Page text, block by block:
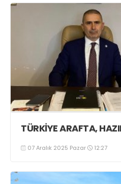
TÜRKİYE ARAFTA,
07 Aralık 2025 Pazar 12:27